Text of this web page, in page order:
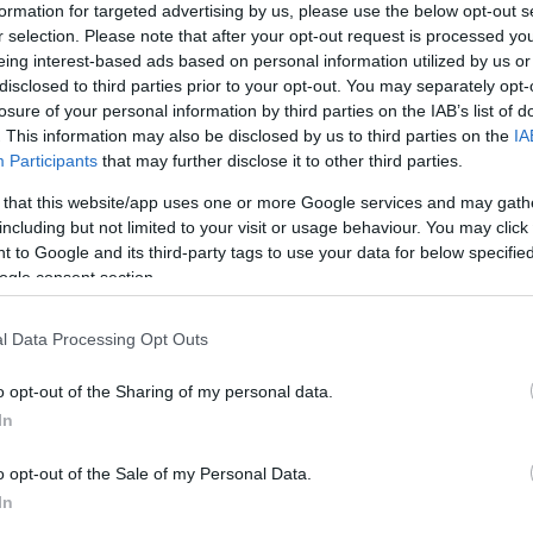
for targeted advertising by us, please use the below opt-out
selection. Please note that after your opt-out request is processed
interest-based ads based on personal information utilized by us
to third parties prior to your opt-out. You may separately
of your personal information by third parties on the IAB’s list of
This information may also be disclosed by us to third parties on the
Participants that may further disclose it to other third parties.
that this website/app uses one or more Google services and may
but not limited to your visit or usage behaviour. You may
to Google and its third-party tags to use your data for below
consent section.
Data Processing Opt Outs
opt-out of the Sharing of my personal data.
opt-out of the Sale of my Personal Data.
Link másolása
aki az ügyészség szerint drogot árult
pesterzsébeti temetőben dolgozott, a
ott, az öltözőszekrényében találták
óta börtönben van.